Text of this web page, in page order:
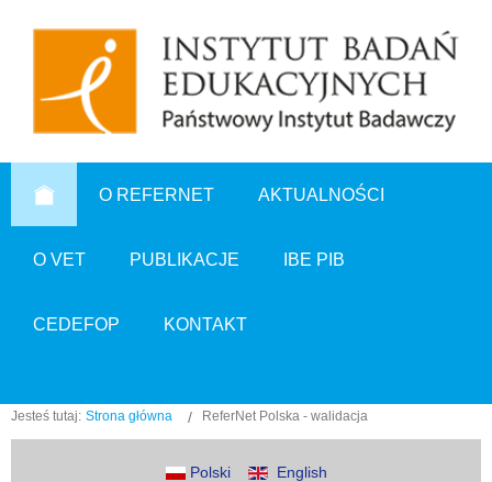
O REFERNET AKTUALNOŚCI
O VET PUBLIKACJE IBE PIB
CEDEFOP KONTAKT
Jesteś tutaj: Strona główna ReferNet Polska - walidacja
Polski English